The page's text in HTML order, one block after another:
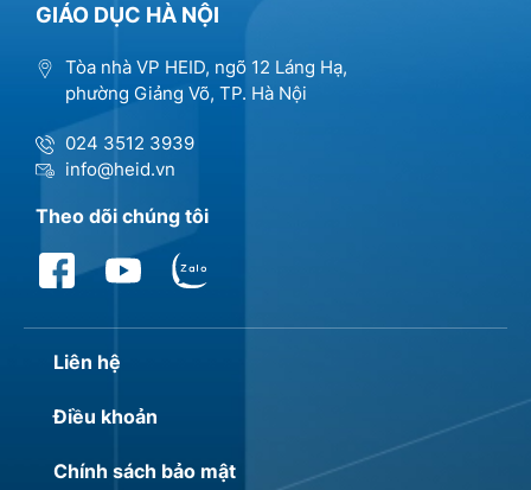
GIÁO DỤC HÀ NỘI
Tòa nhà VP HEID, ngõ 12 Láng Hạ,
phường Giảng Võ, TP. Hà Nội
024 3512 3939
info@heid.vn
Theo dõi chúng tôi
Liên hệ
Điều khoản
Chính sách bảo mật